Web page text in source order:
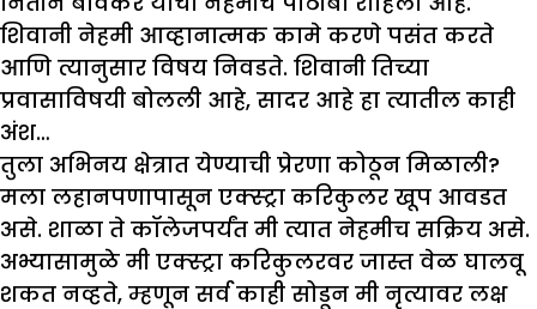
शिवानी नेहमी आव्हानात्मक कामे करणे पसंत करते
आणि त्यानुसार विषय निवडते. शिवानी तिच्या
प्रवासाविषयी बोलली आहे, सादर आहे हा त्यातील काही
अंश…
तुला अभिनय क्षेत्रात येण्याची प्रेरणा कोठून मिळाली?
मला लहानपणापासून एक्स्ट्रा करिकुलर खूप आवडत
असे. शाळा ते कॉलेजपर्यंत मी त्यात नेहमीच सक्रिय असे.
अभ्यासामुळे मी एक्स्ट्रा करिकुलरवर जास्त वेळ घालवू
शकत नव्हते, म्हणून सर्व काही सोडून मी नृत्यावर लक्ष